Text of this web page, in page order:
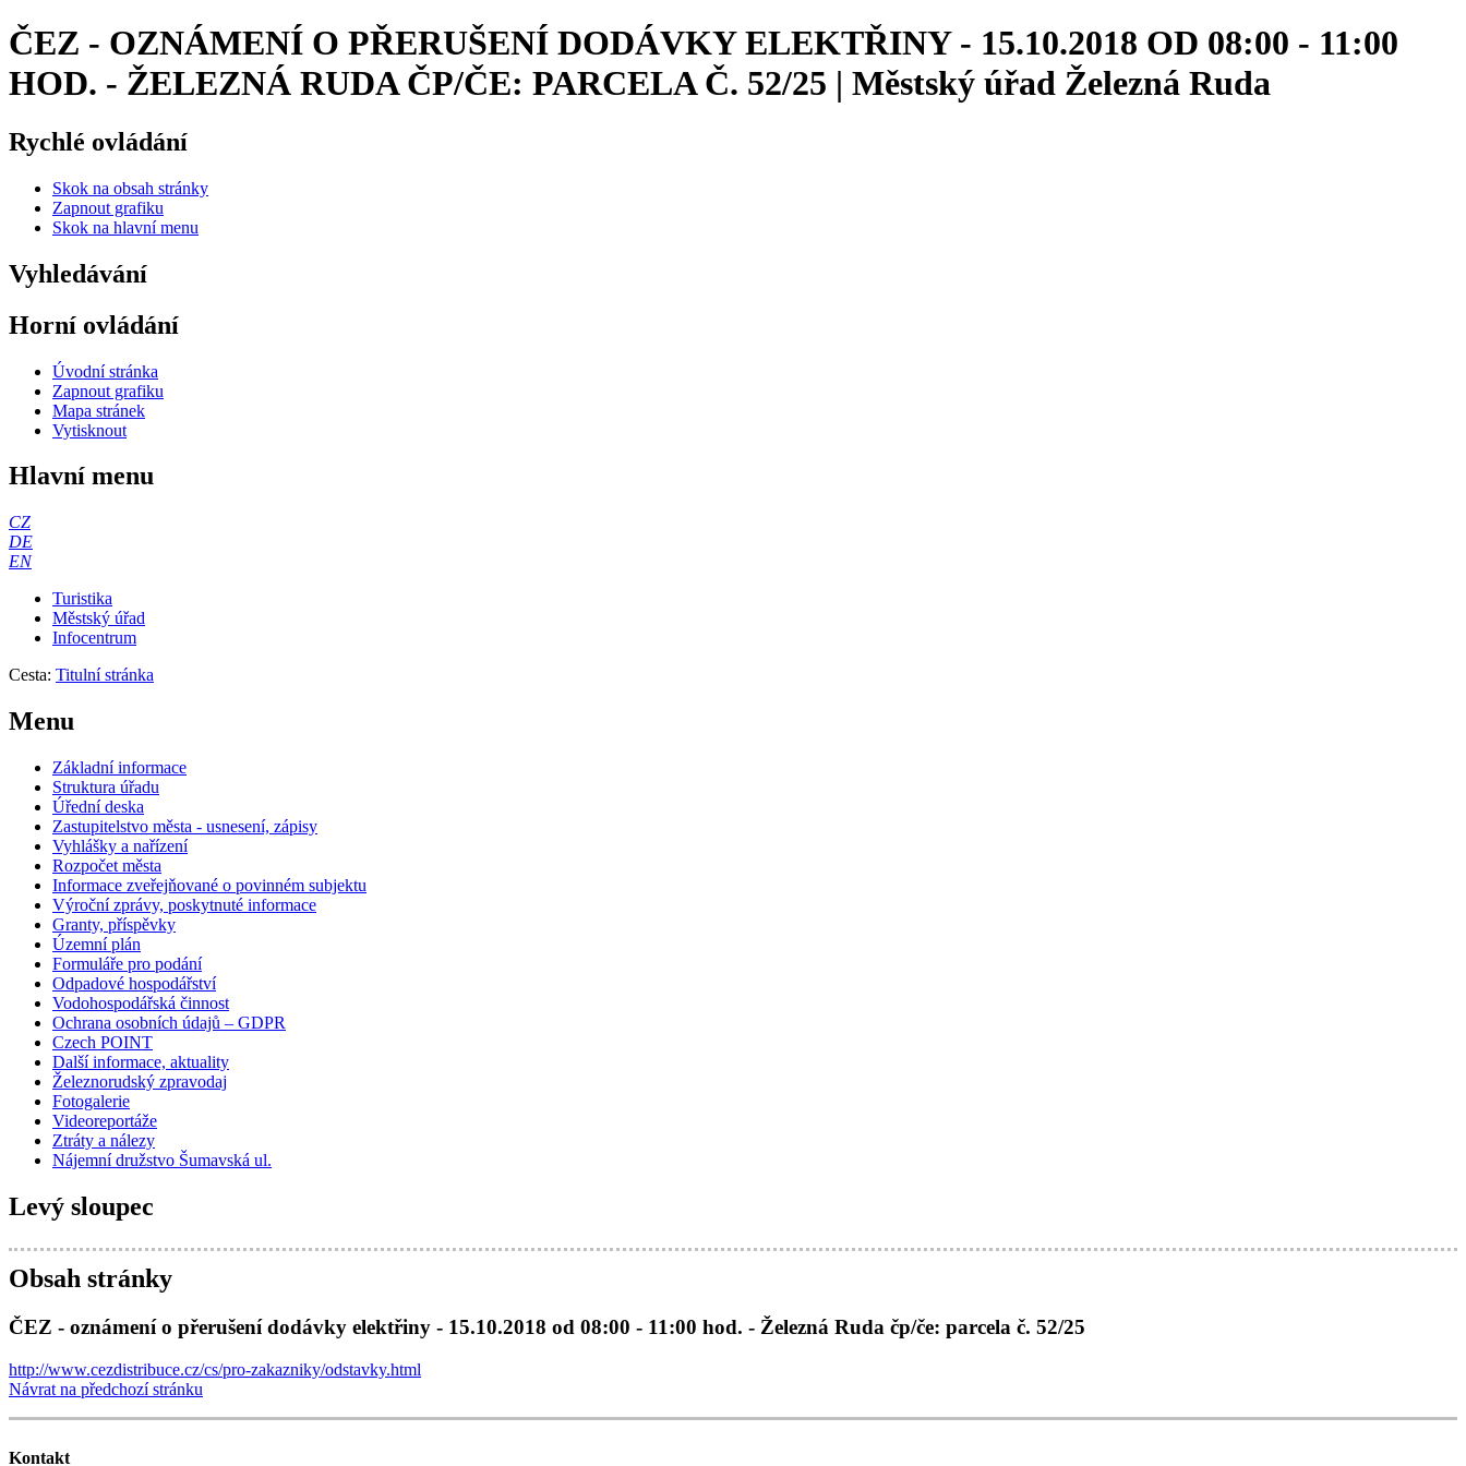
ČEZ - OZNÁMENÍ O PŘERUŠENÍ DODÁVKY ELEKTŘINY - 15.10.2018 OD 08:00 - 11:00
HOD. - ŽELEZNÁ RUDA ČP/ČE: PARCELA Č. 52/25 | Městský úřad Železná Ruda
Rychlé ovládání
Skok na obsah stránky
Zapnout grafiku
Skok na hlavní menu
Vyhledávání
Horní ovládání
Úvodní stránka
Zapnout grafiku
Mapa stránek
Vytisknout
Hlavní menu
CZ
DE
EN
Turistika
Městský úřad
Infocentrum
Cesta: Titulní stránka
Menu
Základní informace
Struktura úřadu
Úřední deska
Zastupitelstvo města - usnesení, zápisy
Vyhlášky a nařízení
Rozpočet města
Informace zveřejňované o povinném subjektu
Výroční zprávy, poskytnuté informace
Granty, příspěvky
Územní plán
Formuláře pro podání
Odpadové hospodářství
Vodohospodářská činnost
Ochrana osobních údajů – GDPR
Czech POINT
Další informace, aktuality
Železnorudský zpravodaj
Fotogalerie
Videoreportáže
Ztráty a nálezy
Nájemní družstvo Šumavská ul.
Levý sloupec
Obsah stránky
ČEZ - oznámení o přerušení dodávky elektřiny - 15.10.2018 od 08:00 - 11:00 hod. - Železná Ruda čp/če: parcela č. 52/25
http://www.cezdistribuce.cz/cs/pro-zakazniky/odstavky.html
Návrat na předchozí stránku
Kontakt